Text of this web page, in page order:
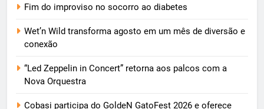
Fim do improviso no socorro ao diabetes
Wet’n Wild transforma agosto em um mês de diversão e
conexão
“Led Zeppelin in Concert” retorna aos palcos com a
Nova Orquestra
Cobasi participa do GoldeN GatoFest 2026 e oferece